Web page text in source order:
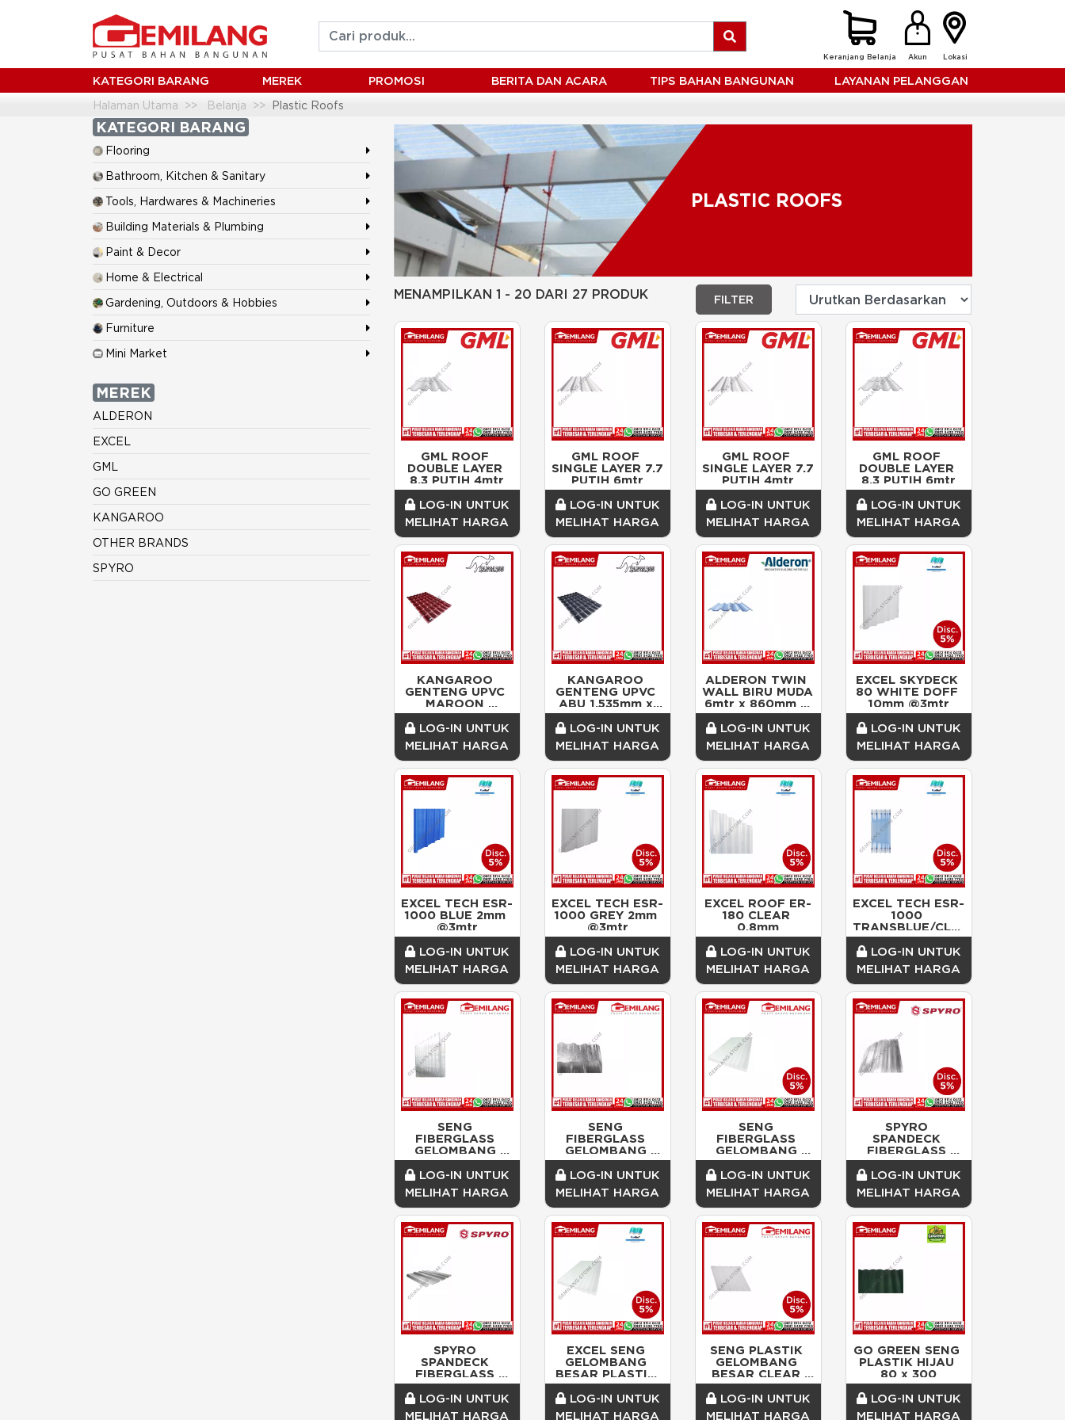
Keranjang Belanja Akun Lokasi
KATEGORI BARANG MEREK PROMOSI BERITA DAN ACARA TIPS BAHAN BANGUNAN LAYANAN PELANGGAN
Halaman Utama Belanja Plastic Roofs
KATEGORI BARANG
Flooring
Bathroom, Kitchen & Sanitary
Tools, Hardwares & Machineries
Building Materials & Plumbing
Paint & Decor
Home & Electrical
Gardening, Outdoors & Hobbies
Furniture
Mini Market
MEREK
ALDERON
EXCEL
GML
GO GREEN
KANGAROO
OTHER BRANDS
SPYRO
PLASTIC ROOFS
MENAMPILKAN 1 - 20 DARI 27 PRODUK FILTER
GML ROOF
DOUBLE LAYER
8.3 PUTIH 4mtr
LOG-IN UNTUK
MELIHAT HARGA
GML ROOF
SINGLE LAYER 7.7
PUTIH 6mtr
LOG-IN UNTUK
MELIHAT HARGA
GML ROOF
SINGLE LAYER 7.7
PUTIH 4mtr
LOG-IN UNTUK
MELIHAT HARGA
GML ROOF
DOUBLE LAYER
8.3 PUTIH 6mtr
LOG-IN UNTUK
MELIHAT HARGA
KANGAROO
GENTENG UPVC
MAROON
1.535mm x
1.040mm
LOG-IN UNTUK
MELIHAT HARGA
KANGAROO
GENTENG UPVC
ABU 1.535mm x
1.040mm
LOG-IN UNTUK
MELIHAT HARGA
ALDERON TWIN
WALL BIRU MUDA
6mtr x 860mm x
10mm
LOG-IN UNTUK
MELIHAT HARGA
EXCEL SKYDECK
80 WHITE DOFF
10mm @3mtr
LOG-IN UNTUK
MELIHAT HARGA
EXCEL TECH ESR-
1000 BLUE 2mm
@3mtr
LOG-IN UNTUK
MELIHAT HARGA
EXCEL TECH ESR-
1000 GREY 2mm
@3mtr
LOG-IN UNTUK
MELIHAT HARGA
EXCEL ROOF ER-
180 CLEAR
0.8mm
LOG-IN UNTUK
MELIHAT HARGA
EXCEL TECH ESR-
1000
TRANSBLUE/CLEAR
0.8mm @3mtr
LOG-IN UNTUK
MELIHAT HARGA
SENG
FIBERGLASS
GELOMBANG
BESAR 0.8mm
LOG-IN UNTUK
MELIHAT HARGA
SENG
FIBERGLASS
GELOMBANG
1mm
LOG-IN UNTUK
MELIHAT HARGA
SENG
FIBERGLASS
GELOMBANG
BESAR
LOG-IN UNTUK
MELIHAT HARGA
SPYRO
SPANDECK
FIBERGLASS
300cm x 102cm x
1.5mm
LOG-IN UNTUK
MELIHAT HARGA
SPYRO
SPANDECK
FIBERGLASS
600cm x 102cm x
1.5mm
LOG-IN UNTUK
MELIHAT HARGA
EXCEL SENG
GELOMBANG
BESAR PLASTIK
180 CLEAR
0.6mm
LOG-IN UNTUK
MELIHAT HARGA
SENG PLASTIK
GELOMBANG
BESAR CLEAR
TEBAL 0.8mm
LOG-IN UNTUK
MELIHAT HARGA
GO GREEN SENG
PLASTIK HIJAU
80 x 300
LOG-IN UNTUK
MELIHAT HARGA